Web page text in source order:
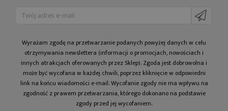
Wyrażam zgodę na prze­twa­rza­nie po­da­nych powyżej danych w celu
otrzy­my­wa­nia newslettera (informacji o promocjach, nowościach i
innych atrakcjach oferowanych przez Sklep). Zgoda jest dobrowolna i
może być wycofana w każdej chwili, poprzez kliknięcie w odpowiedni
link na końcu wiadomości e-mail. Wycofanie zgody nie ma wpływu na
zgodność z prawem przetwarzania, którego dokonano na podstawie
zgody przed jej wycofaniem.